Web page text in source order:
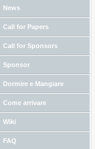
News
Call for Papers
Call for Sponsors
Sponsor
Dormire e Mangiare
Come arrivare
Wiki
FAQ